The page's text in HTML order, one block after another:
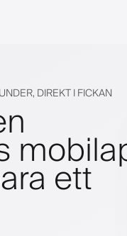
DIREKT I FICKAN
ett